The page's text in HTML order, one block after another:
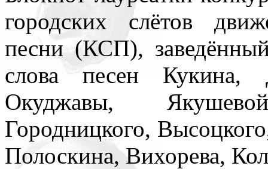
городских слётов
песни (КСП),
слова песен Кукина,
Окуджавы,
Городницкого,
Полоскина, Вихорева,